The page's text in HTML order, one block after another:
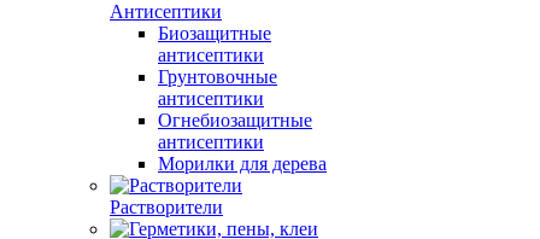
Антисептики
Биозащитные
антисептики
Грунтовочные
антисептики
Огнебиозащитные
антисептики
Морилки для дерева
Растворители